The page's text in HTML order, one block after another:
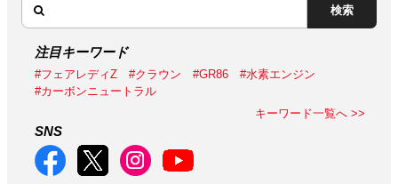
検索
注目キーワード
#フェアレディZ #クラウン #GR86
#水素エンジン
#カーボンニュートラル
キーワード一覧へ >>
SNS